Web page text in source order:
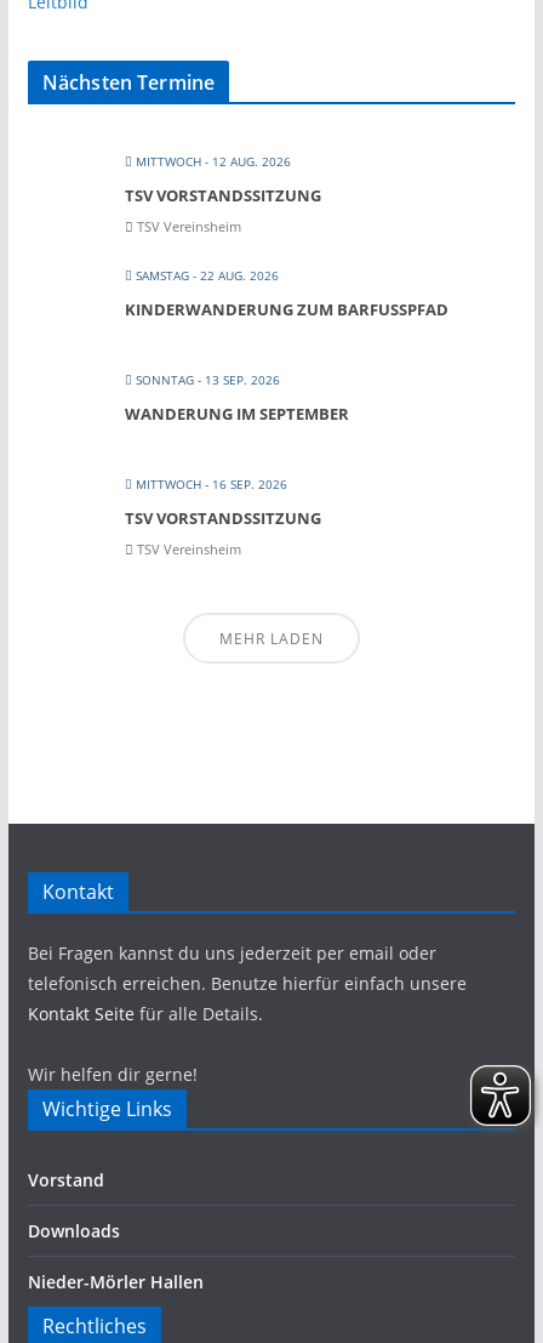
Nächsten Termine
MITTWOCH - 12 AUG. 2026
TSV VORSTANDSSITZUNG
TSV Vereinsheim
SAMSTAG - 22 AUG. 2026
KINDERWANDERUNG ZUM BARFUSSPFAD
SONNTAG - 13 SEP. 2026
WANDERUNG IM SEPTEMBER
MITTWOCH - 16 SEP. 2026
TSV VORSTANDSSITZUNG
TSV Vereinsheim
MEHR LADEN
Kontakt
Bei Fragen kannst du uns jederzeit per email oder
telefonisch erreichen. Benutze hierfür einfach unsere
Kontakt Seite für alle Details.
Wir helfen dir gerne!
Wichtige Links
Vorstand
Downloads
Nieder-Mörler Hallen
Rechtliches